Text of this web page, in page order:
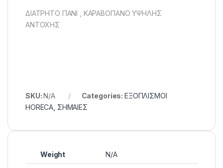
ΔΙΑΤΡΗΤΟ ΠΑΝΙ , ΚΑΡΑΒΟΠΑΝΟ ΥΨΗΛΗΣ
ΑΝΤΟΧΗΣ
SKU:N/A Categories: ΕΞΟΠΛΙΣΜΟΙ
HORECA ΣΗΜΑΙΕΣ
Weight N/A